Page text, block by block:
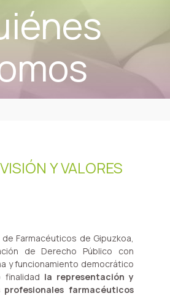
Y VALORES
Farmacéuticos de Gipuzkoa,
de Derecho Público con
y funcionamiento democrático
la representación y
farmacéuticos